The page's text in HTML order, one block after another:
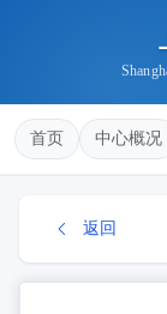
首页 中心概况
返回